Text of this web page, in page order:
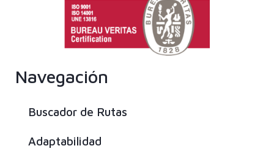
Navegación
Buscador de Rutas
Adaptabilidad